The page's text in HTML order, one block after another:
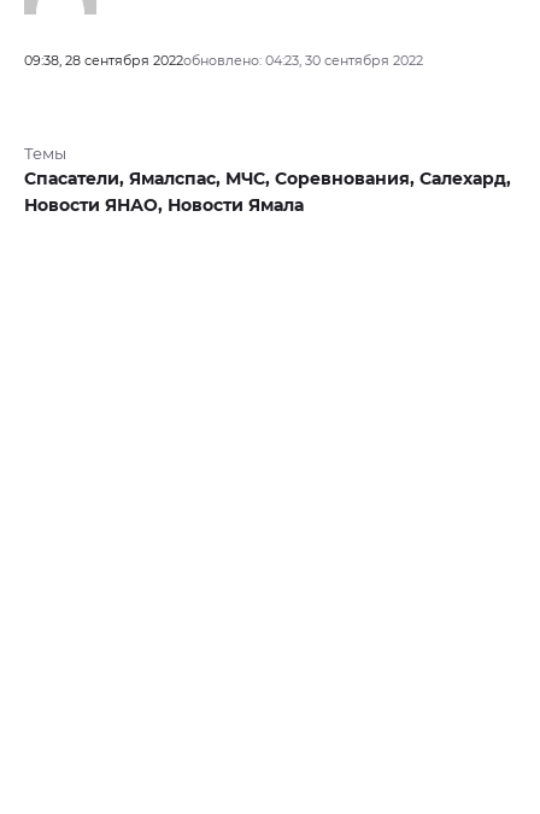
09:38, 28 сентября 2022обновлено: 04:23, 30 сентября 2022
Темы
Спасатели, Ямалспас, МЧС, Соревнования, Салехард,
Новости ЯНАО, Новости Ямала